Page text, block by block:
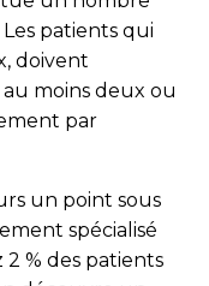
patients qui
doivent
moins deux ou
par
un point sous
spécialisé
% des patients